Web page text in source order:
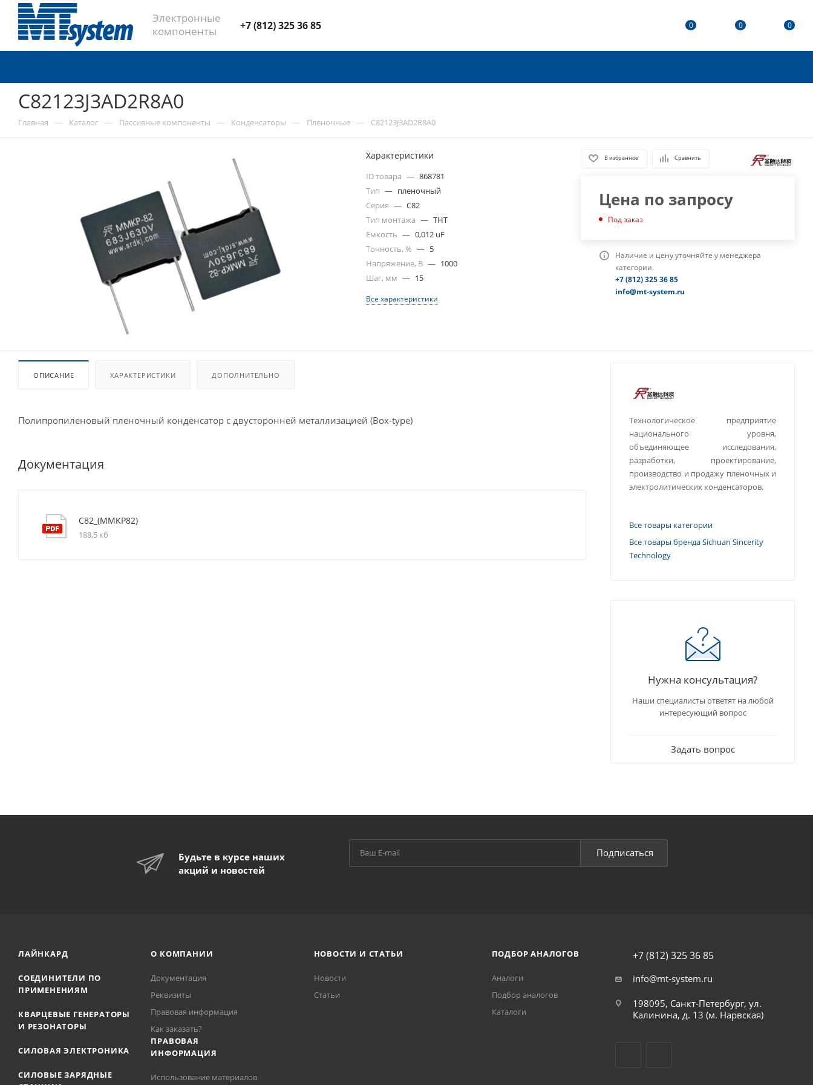
Электронные
компоненты
+7 (812) 325 36 85 0 0 0
C82123J3AD2R8A0
Главная — Каталог — Пассивные компоненты — Конденсаторы — Пленочные — C82123J3AD2R8A0
Характеристики
ID товара — 868781
Тип — пленочный
Серия — C82
Тип монтажа — THT
Емкость — 0,012 uF
Точность, % — 5
Напряжение, В — 1000
Шаг, мм — 15
Все характеристики
В избранное Сравнить
Цена по запросу
Под заказ
Наличие и цену уточняйте у менеджера
категории.
+7 (812) 325 36 85
info@mt-system.ru
ОПИСАНИЕ ХАРАКТЕРИСТИКИ ДОПОЛНИТЕЛЬНО
Полипропиленовый пленочный конденсатор с двусторонней металлизацией (Box-type)
Документация
C82_(MMKP82)
188,5 кб
Технологическое предприятие
национального уровня,
объединяющее исследования,
разработки, проектирование,
производство и продажу пленочных и
электролитических конденсаторов.
Все товары категории
Все товары бренда Sichuan Sincerity
Technology
Нужна консультация?
Наши специалисты ответят на любой
интересующий вопрос
Задать вопрос
Будьте в курсе наших
акций и новостей
Подписаться
ЛАЙНКАРД
СОЕДИНИТЕЛИ ПО
ПРИМЕНЕНИЯМ
КВАРЦЕВЫЕ ГЕНЕРАТОРЫ
И РЕЗОНАТОРЫ
СИЛОВАЯ ЭЛЕКТРОНИКА
СИЛОВЫЕ ЗАРЯДНЫЕ
О КОМПАНИИ
Документация
Реквизиты
Правовая информация
Как заказать?
ПРАВОВАЯ
ИНФОРМАЦИЯ
Использование материалов
НОВОСТИ И СТАТЬИ
Новости
Статьи
ПОДБОР АНАЛОГОВ
Аналоги
Подбор аналогов
Каталоги
+7 (812) 325 36 85
info@mt-system.ru
198095, Санкт-Петербург, ул.
Калинина, д. 13 (м. Нарвская)